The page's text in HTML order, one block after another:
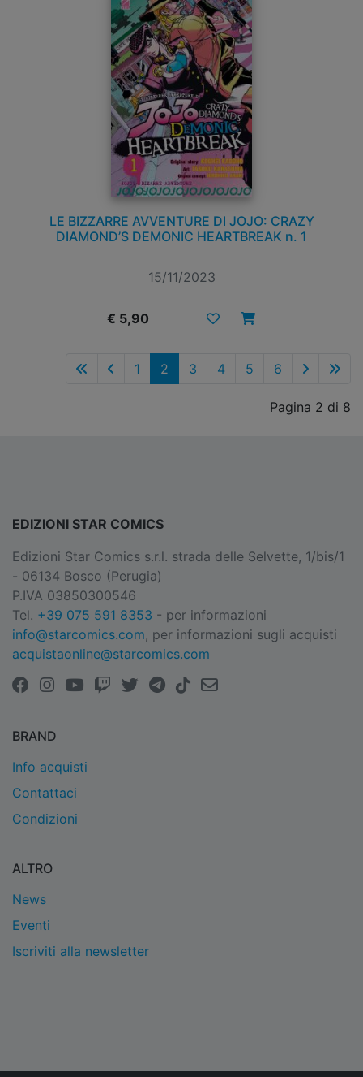
LE BIZZARRE AVVENTURE DI JOJO: CRAZY
DIAMOND’S DEMONIC HEARTBREAK n. 1
15/11/2023
€ 5,90
1 2 3 4 5 6
Pagina 2 di 8
EDIZIONI STAR COMICS
Edizioni Star Comics s.r.l. strada delle Selvette, 1/bis/1
- 06134 Bosco (Perugia)
P.IVA 03850300546
Tel. +39 075 591 8353 - per informazioni
info@starcomics.com, per informazioni sugli acquisti
acquistaonline@starcomics.com
BRAND
Info acquisti
Contattaci
Condizioni
ALTRO
News
Eventi
Iscriviti alla newsletter